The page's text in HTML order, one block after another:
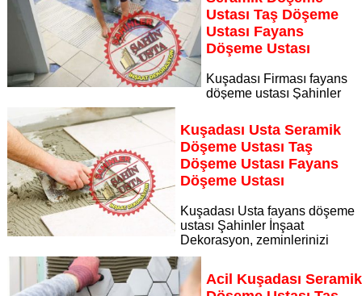
Sayfaya Git
Ustası Taş Döşeme
Ustası Fayans
Döşeme Ustası
Kuşadası Firması fayans
döşeme ustası Şahinler
İnşaat Dekorasyon, zeminlerinizi sanat eseri gibi işleyen
uzman kadrosuyla Kuşadası Firması bölgesine özel hizmet
sunuyor
Sayfaya Git
Kuşadası Usta Seramik
Döşeme Ustası Taş
Döşeme Ustası Fayans
Döşeme Ustası
Kuşadası Usta fayans döşeme
ustası Şahinler İnşaat
Dekorasyon, zeminlerinizi
sanat eseri gibi işleyen uzman kadrosuyla Kuşadası Usta
bölgesine özel hizmet sunuyor
Sayfaya Git
Acil Kuşadası Seramik